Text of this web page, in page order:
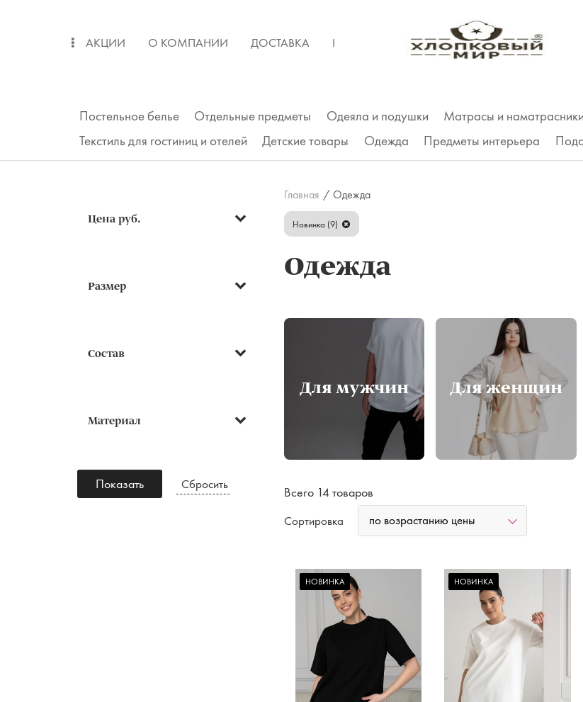
АКЦИИ О КОМПАНИИ ДОСТАВКА КОНТАКТЫ
Постельное белье Отдельные предметы Одеяла и подушки Матрасы и наматрасники
Текстиль для гостиниц и отелей
Подушки
Детские товары Одежда
Майки, топы
Худи, костюмы
Предметы интерьера
Цена руб.
Размер
Состав
Материал
Показать Сбросить
Главная / Одежда
Новинка (9)
Одежда
Для мужчин Для женщин
Всего 14 товаров
Сортировка по возрастанию цены
НОВИНКА НОВИНКА